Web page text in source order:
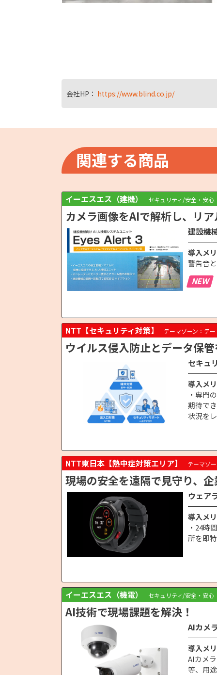
会社HP： https://www.blind.co.jp/
関連する商品
イーエスエス（建機） セキュリティ/安全・安心
カメラ画像をAIで解析し、リ
建設機
導入メ
警告音
NEW
NTT【セキュリティ対策】 テーマゾーン：テ
ウイルス侵入防止とデータ保
セキュ
導入メ
・専門
期待で
状況を
NTT東日本【熱中症対策エリア】 テーマゾ
現場の安全を遠隔で見守り、
ウェア
導入メ
・24時
所を即
イーエスエス（機電） セキュリティ/安全・安心
AI技術で現場課題を解決！
AIカメ
導入メ
AIカメ
等、用